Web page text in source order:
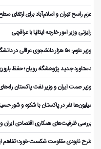
عزم راسخ تهران و اسلام‌آباد برای ارتقای
رایزنی وزیر امور خارجه ایتالیا با عراقچی
وزیر علوم: ۵۰ هزار دانشجوی عراقی در دانشگاه‌های ایران تحصیل می‌کنند
دستاورد جدید پژوهشگاه رویان؛ حفظ
وزیر صمت ایران و وزیر نفت پاکستان
میلیون‌ها نفر در پاکستان با شکوه و شور
بررسی ظرفیت‌های همکاری اقتصادی
طرح نابودی مقاومت شکست خورد؛ تفاهم